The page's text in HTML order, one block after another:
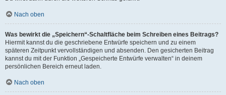
Nach oben
Was bewirkt die „Speichern“-Schaltfläche beim Schreiben eines Beitrags?
Hiermit kannst du die geschriebene Entwürfe speichern und zu einem
späteren Zeitpunkt vervollständigen und absenden. Den gesicherten Beitrag
kannst du mit der Funktion „Gespeicherte Entwürfe verwalten“ in deinem
persönlichen Bereich erneut laden.
Nach oben